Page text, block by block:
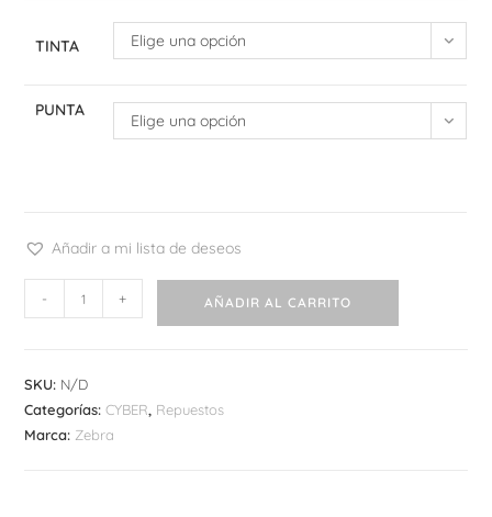
TINTA Elige una opción
PUNTA
Elige una opción
Añadir a mi lista de deseos
Zebra
cantidad
- + AÑADIR AL CARRITO
SKU: N/D
Categorías:CYBER, Repuestos
Marca: Zebra